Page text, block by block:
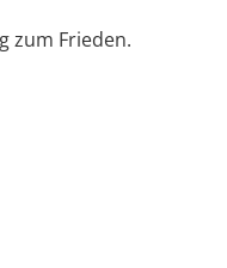
zum Frieden.